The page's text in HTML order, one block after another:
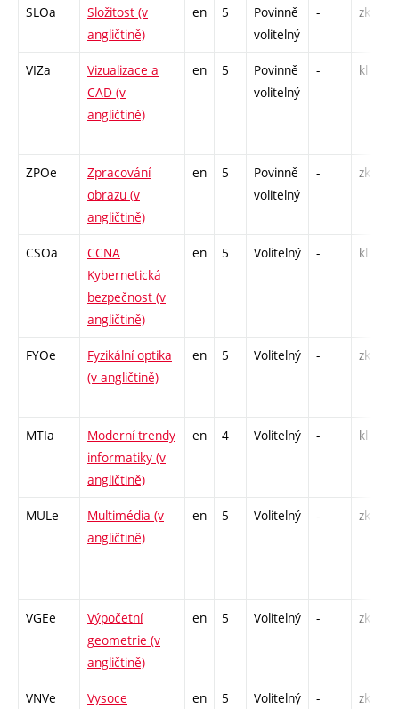
SLOa
Složitost (v
angličtině)
en 5
Povinně
volitelný
- zk
VIZa
Vizualizace a
CAD (v
angličtině)
en 5
Povinně
volitelný
- kl
ZPOe
Zpracování
obrazu (v
angličtině)
en 5
Povinně
volitelný
- zk
CSOa
CCNA
Kybernetická
bezpečnost (v
angličtině)
en 5 Volitelný - kl
FYOe
Fyzikální optika
(v angličtině)
en 5 Volitelný - zk
MTIa
Moderní trendy
informatiky (v
angličtině)
en 4 Volitelný - kl
MULe
Multimédia (v
angličtině)
en 5 Volitelný - zk
VGEe
Výpočetní
geometrie (v
angličtině)
en 5 Volitelný - zk
VNVe
Vysoce
en 5 Volitelný - zk